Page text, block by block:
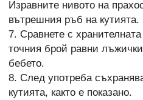
Изравните нивото на
вътрешния ръб на кутията.
7. Сравнете с
точния брой равни
бебето.
8. След употреба
кутията, както е показано.